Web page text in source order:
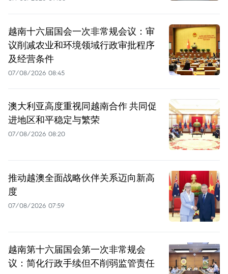
越南十六届国会一次非常规会议：审
议削减农业和环境领域行政审批程序
及经营条件
07/08/2026 08:45
澳大利亚高度重视同越南合作 共同促
进地区和平稳定与繁荣
07/08/2026 08:20
推动越澳全面战略伙伴关系迈向新高
度
07/08/2026 07:59
越南第十六届国会第一次非常规会
议：简化行政手续但不削弱监管责任